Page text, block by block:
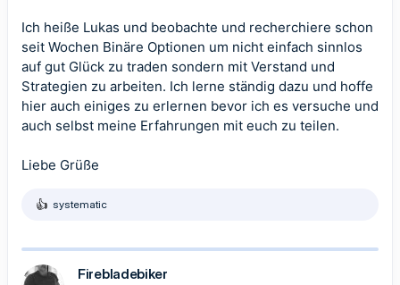
Ich heiße Lukas und beobachte und recherchiere schon
seit Wochen Binäre Optionen um nicht einfach sinnlos
auf gut Glück zu traden sondern mit Verstand und
Strategien zu arbeiten. Ich lerne ständig dazu und hoffe
hier auch einiges zu erlernen bevor ich es versuche und
auch selbst meine Erfahrungen mit euch zu teilen.
Liebe Grüße
R
k
t
systematic
Firebladebiker